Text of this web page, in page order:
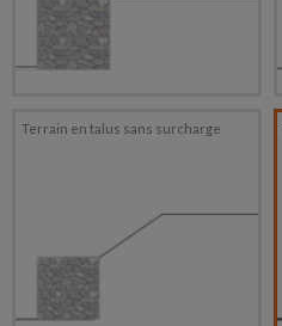
Terrain en talus sans surcharge